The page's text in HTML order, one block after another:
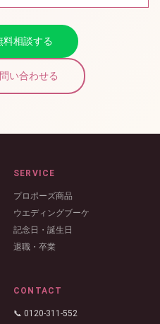
料相談する
い合わせる
SERVICE
プロポーズ商品
ウエディングブーケ
記念日・誕生日
退職・卒業
CONTACT
📞 0120-311-552